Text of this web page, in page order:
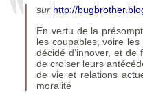
sur http://
En vertu de la
les coupables, voire
décidé d’innover, et
de croiser leurs
de vie et relations
moralité